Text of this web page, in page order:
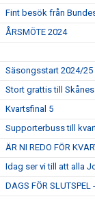
Fint besök från
ÅRSMÖTE 2024
Säsongsstart 2024/25
Stort grattis till
Kvartsfinal 5
Supporterbuss till
ÄR NI REDO FÖR
Idag ser vi till att alla
DAGS FÖR SLUTSPEL